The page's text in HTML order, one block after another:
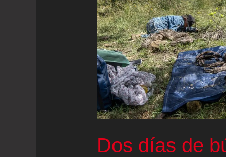
empresarios
asesinados
“participaban”
en
actividades
de
extorsión
Dos días de